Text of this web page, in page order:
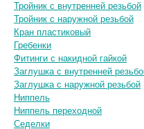
Тройник с внутренней резьбой
Тройник с наружной резьбой
Кран пластиковый
Гребенки
Фитинги с накидной гайкой
Заглушка с внутренней
Заглушка с наружной резьбой
Ниппель
Ниппель переходной
Седелки